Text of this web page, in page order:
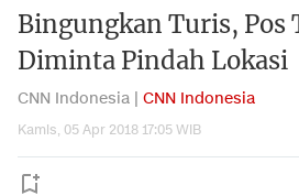
Bingungkan Turis, Pos
Diminta Pindah Lokasi
CNN Indonesia | CNN Indonesia
Kamis, 05 Apr 2018 17:05 WIB